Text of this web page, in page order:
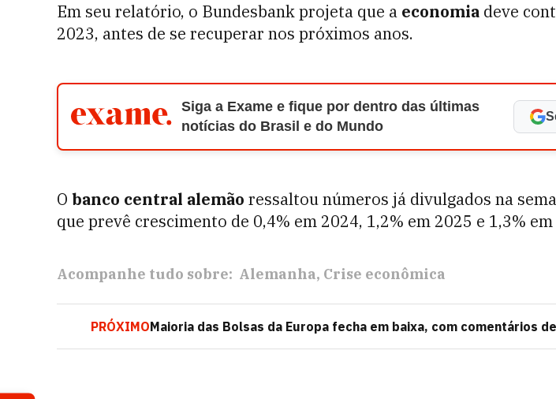
Em seu relatório, o Bundesbank projeta que a economia deve
2023, antes de se recuperar nos próximos anos.
Siga a Exame e fique por dentro das últimas
notícias do Brasil e do Mundo
O banco central alemão ressaltou números já divulgados na
que prevê crescimento de 0,4% em 2024, 1,2% em 2025 e 1,3%
Acompanhe tudo sobre: Alemanha Crise econômica
PRÓXIMOMaioria das Bolsas da Europa fecha em baixa, com comentários